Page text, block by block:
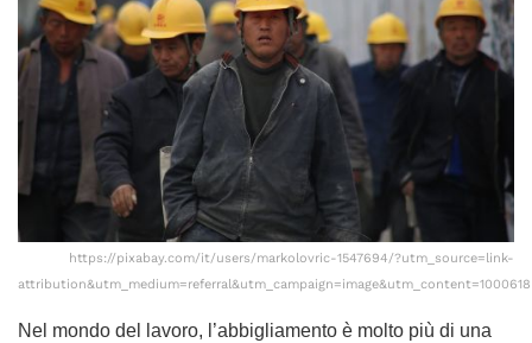
https://pixabay.com/it/users/markolovric-1547694/?utm_source=link-
attribution&utm_medium=referral&utm_campaign=image&utm_content=1000618
Nel mondo del lavoro, l’abbigliamento è molto più di una